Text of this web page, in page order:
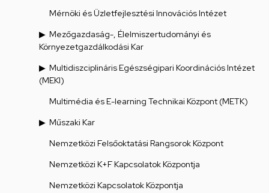
Mérnöki és Üzletfejlesztési Innovációs Intézet
Mezőgazdaság-, Élelmiszertudományi és
Környezetgazdálkodási Kar
Multidiszciplináris Egészségipari Koordinációs Intézet
(MEKI)
Multimédia és E-learning Technikai Központ (METK)
Műszaki Kar
Nemzetközi Felsőoktatási Rangsorok Központ
Nemzetközi K+F Kapcsolatok Központja
Nemzetközi Kapcsolatok Központja